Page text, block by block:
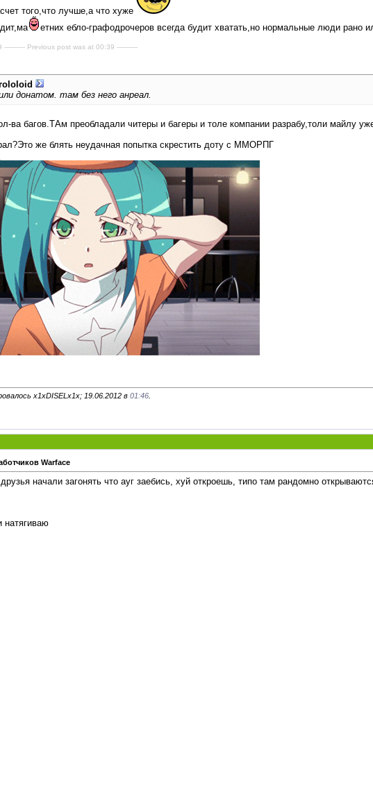
того,что лучше,а что хуже
етних ебло-графодрочеров всегда будит хватать,но нормальные люди рано
Previous post was at 00:39 ----------
донатом. там без него анреал.
ва багов.ТАм преобладали читеры и багеры и толе компании разрабу,толи майлу
же блять неудачная попытка скрестить доту с ММОРПГ
x1xDISELx1x; 19.06.2012 в01:46
Warface
начали загонять что ауг заебись, хуй откроешь, типо там рандомно
натягиваю